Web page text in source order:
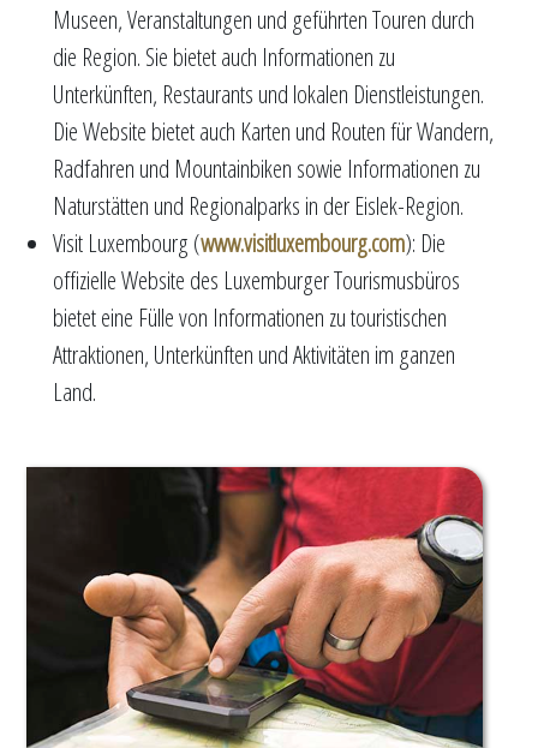
Museen, Veranstaltungen und geführten Touren durch
die Region. Sie bietet auch Informationen zu
Unterkünften, Restaurants und lokalen Dienstleistungen.
Die Website bietet auch Karten und Routen für Wandern,
Radfahren und Mountainbiken sowie Informationen zu
Naturstätten und Regionalparks in der Eislek-Region.
Visit Luxembourg (www.visitluxembourg.com): Die
offizielle Website des Luxemburger Tourismusbüros
bietet eine Fülle von Informationen zu touristischen
Attraktionen, Unterkünften und Aktivitäten im ganzen
Land.